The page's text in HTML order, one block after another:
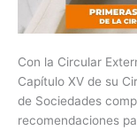
Con la Circular
Capítulo XV de su
de Sociedades
recomendaciones